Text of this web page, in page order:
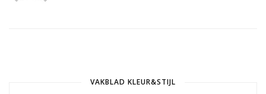
VAKBLAD KLEUR&STIJL